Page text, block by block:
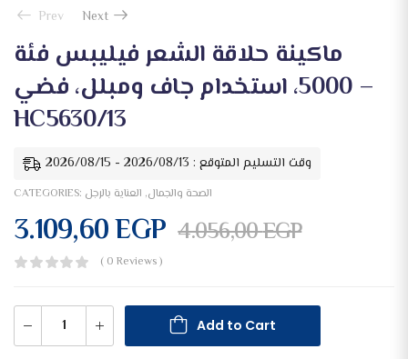
Prev
Next
ماكينة حلاقة الشعر فيليبس فئة
5000، استخدام جاف ومبلل، فضي –
HC5630/13
وقت التسليم المتوقع : 2026/08/13 - 2026/08/15
CATEGORIES: الصحة والجمال, العناية بالرجل
3.109,60EGP 4.056,00EGP
( 0 Reviews )
Add to Cart